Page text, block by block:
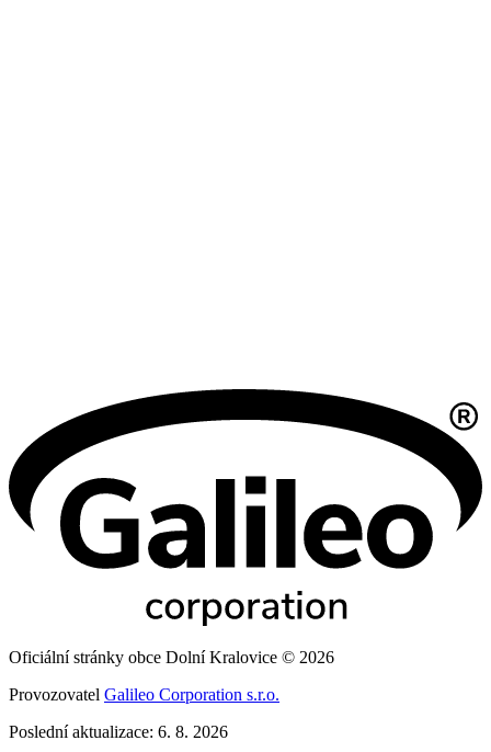
Oficiální stránky obce Dolní Kralovice © 2026
Provozovatel Galileo Corporation s.r.o.
Poslední aktualizace: 6. 8. 2026